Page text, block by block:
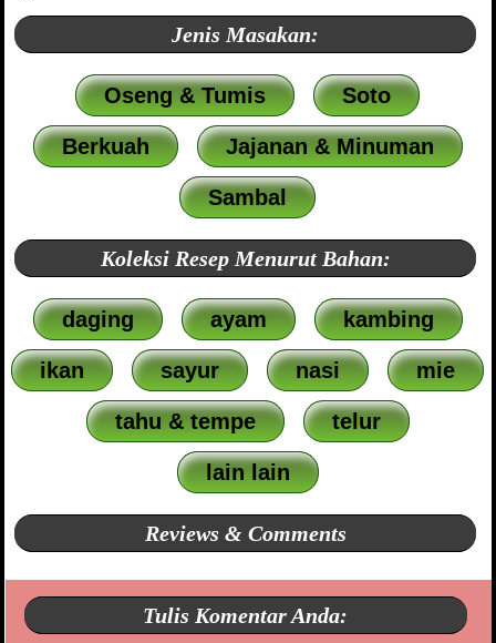
Jenis Masakan:
Oseng & Tumis Soto
Berkuah Jajanan & Minuman
Sambal
Koleksi Resep Menurut Bahan:
daging ayam kambing
ikan sayur nasi mie
tahu & tempe telur
lain lain
Reviews & Comments
Tulis Komentar Anda: